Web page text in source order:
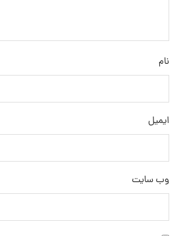
نام
ایمیل
وب‌ سایت